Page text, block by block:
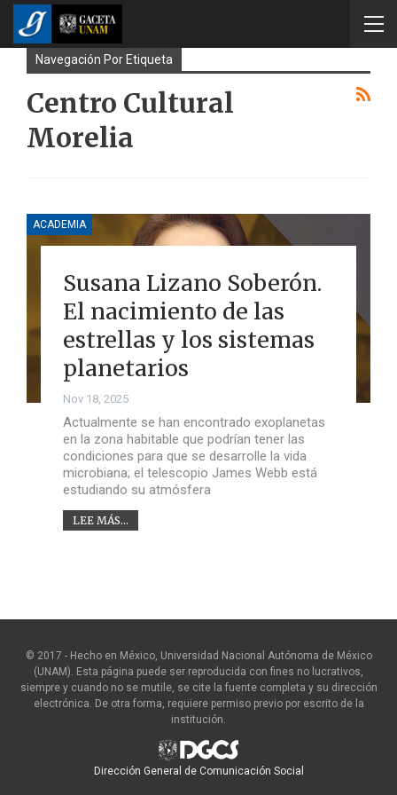
Navegación Por Etiqueta
Centro Cultural
Morelia
ACADEMIA
Susana Lizano Soberón.
El nacimiento de las
estrellas y los sistemas
planetarios
Nov 18, 2025
Actualmente se han encontrado exoplanetas
en la zona habitable que podrían tener las
condiciones para que se desarrolle la vida
microbiana; el telescopio James Webb está
estudiando su atmósfera
LEE MÁS...
© 2017 - Hecho en México, Universidad Nacional Autónoma de México
(UNAM). Esta página puede ser reproducida con fines no lucrativos,
siempre y cuando no se mutile, se cite la fuente completa y su dirección
electrónica. De otra forma, requiere permiso previo por escrito de la
institución.
Dirección General de Comunicación Social